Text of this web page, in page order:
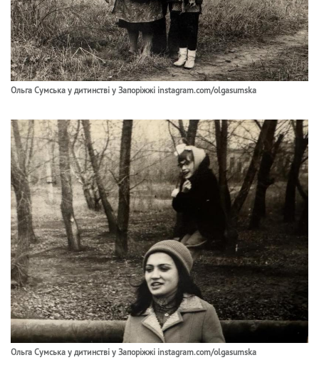
Ольга Сумська у дитинстві у Запоріжжі instagram.com/olgasumska
Ольга Сумська у дитинстві у Запоріжжі instagram.com/olgasumska